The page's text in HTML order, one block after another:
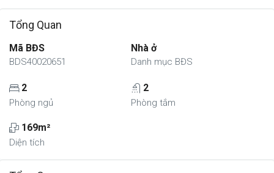
Tổng Quan
Mã BĐS
BDS40020651
Nhà ở
Danh mục BĐS
2
Phòng ngủ
2
Phòng tắm
169m²
Diện tích